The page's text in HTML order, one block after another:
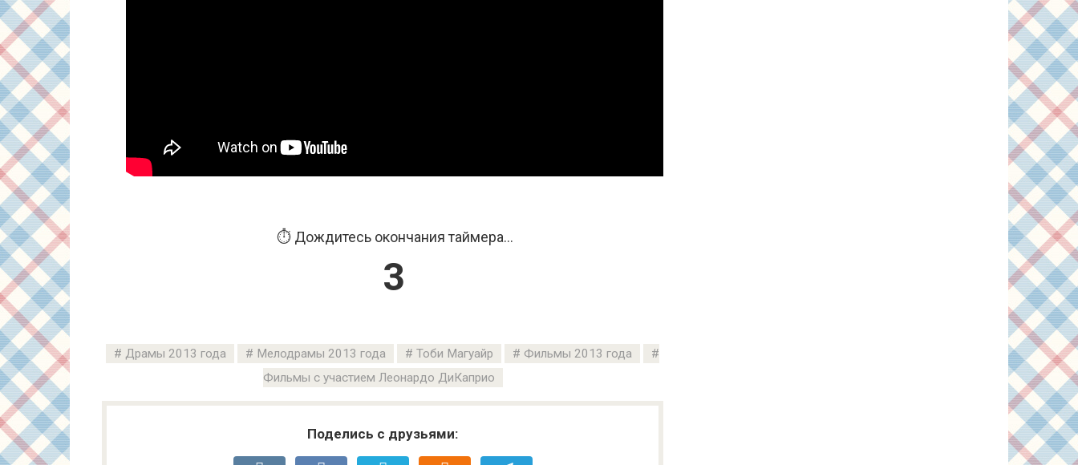
⏱️ Дождитесь окончания таймера...
2
Драмы 2013 года Мелодрамы 2013 года Тоби Магуайр
Фильмы 2013 года
Фильмы с участием Леонардо ДиКаприо
Поделись с друзьями: